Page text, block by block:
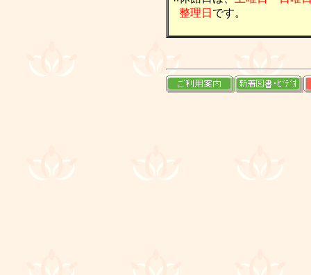
整理日 です。